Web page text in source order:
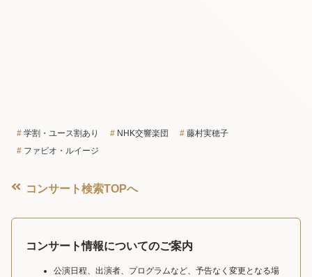
学割・ユース割あり NHK交響楽団
藤村実穂子
ファビオ・ルイージ
コンサート検索TOPへ
コンサート情報についてのご案内
公演日程、出演者、プログラムなど、予告なく変更となる場